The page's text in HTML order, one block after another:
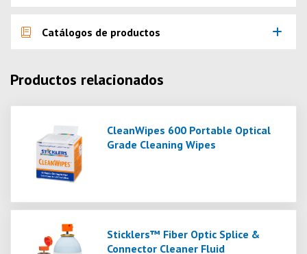
Catálogos de productos
Productos relacionados
CleanWipes 600 Portable Optical
Grade Cleaning Wipes
Sticklers™ Fiber Optic Splice &
Connector Cleaner Fluid